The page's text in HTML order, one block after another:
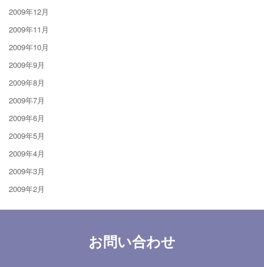
2009年12月
2009年11月
2009年10月
2009年9月
2009年8月
2009年7月
2009年6月
2009年5月
2009年4月
2009年3月
2009年2月
お問い合わせ